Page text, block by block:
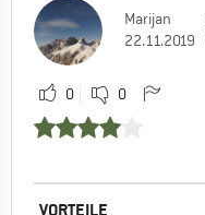
Marijan
22.11.2019
0 0
VORTEILE